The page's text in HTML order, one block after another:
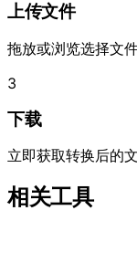
上传文件
拖放或浏览选择文
3
下载
立即获取转换后的
相关工具